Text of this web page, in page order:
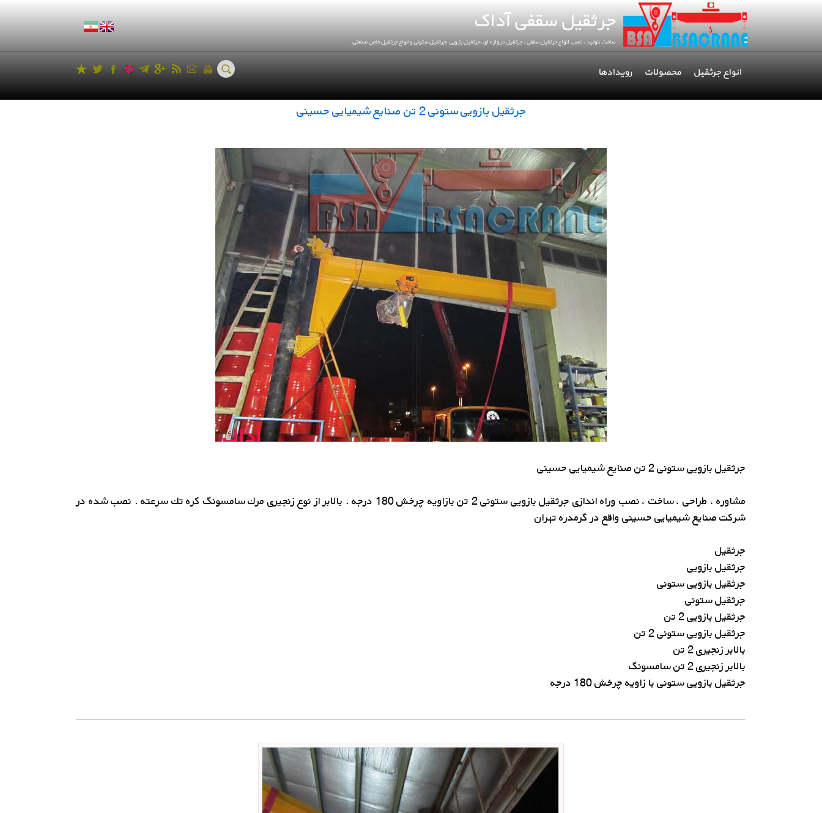
انواع جرثقیل محصولات رویدادها
جرثقیل بازویی ستونی 2 تن صنایع شیمیایی حسینی
جرثقیل بازویی ستونی 2 تن صنایع شیمیایی حسینی
مشاوره ، طراحی ، ساخت ، نصب وراه اندازی جرثقیل بازویی ستونی 2 تن بازاویه چرخش 180 درجه . بالابر از نوع زنجیری مرك سامسونگ كره تك سرعته . نصب شده در
شركت صنایع شیمیایی حسینی واقع در گرمدره تهران
جرثقیل
جرثقیل بازویی
جرثقیل بازویی ستونی
جرثقیل ستونی
جرثقیل بازویی 2 تن
جرثقیل بازویی ستونی 2 تن
بالابر زنجیری 2 تن
بالابر زنجیری 2 تن سامسونگ
جرثقیل بازویی ستونی با زاویه چرخش 180 درجه